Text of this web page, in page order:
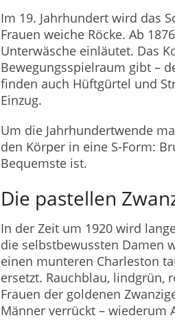
Im 19. Jahrhundert wird das
Frauen weiche Röcke. Ab
Unterwäsche einläutet. Das
Bewegungsspielraum gibt –
finden auch Hüftgürtel und
Einzug.
Um die Jahrhundertwende
den Körper in eine S-Form:
Bequemste ist.
Die pastellen
In der Zeit um 1920 wird
die selbstbewussten Damen
einen munteren Charleston
ersetzt. Rauchblau, lindgrün,
Frauen der goldenen
Männer verrückt – wiederum